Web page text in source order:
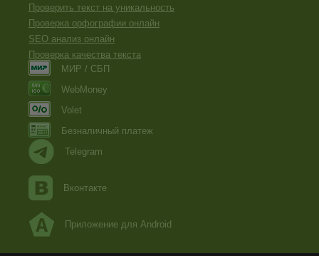
Проверить текст на уникальность
Проверка орфографии онлайн
SEO анализ онлайн
Проверка качества текста
МИР / СБП
WebMoney
Volet
Безналичный платеж
Telegram
Вконтакте
Приложение для Android